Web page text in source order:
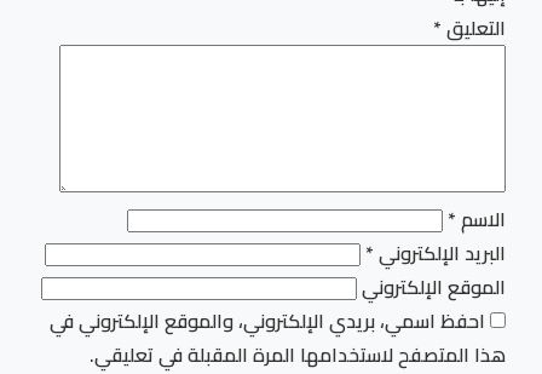
التعليق*
الاسم*
البريد الإلكتروني*
الموقع الإلكتروني
احفظ اسمي، بريدي الإلكتروني، والموقع الإلكتروني في
هذا المتصفح لاستخدامها المرة المقبلة في تعليقي.